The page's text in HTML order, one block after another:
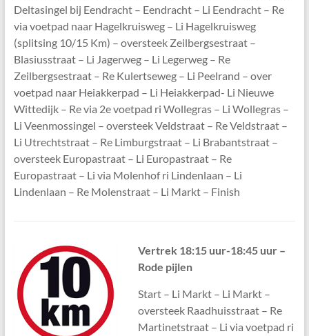
Deltasingel bij Eendracht – Eendracht – Li Eendracht – Re
via voetpad naar Hagelkruisweg – Li Hagelkruisweg
(splitsing 10/15 Km) – oversteek Zeilbergsestraat –
Blasiusstraat – Li Jagerweg – Li Legerweg – Re
Zeilbergsestraat – Re Kulertseweg – Li Peelrand – over
voetpad naar Heiakkerpad – Li Heiakkerpad- Li Nieuwe
Wittedijk – Re via 2e voetpad ri Wollegras – Li Wollegras –
Li Veenmossingel – oversteek Veldstraat – Re Veldstraat –
Li Utrechtstraat – Re Limburgstraat – Li Brabantstraat –
oversteek Europastraat – Li Europastraat – Re
Europastraat – Li via Molenhof ri Lindenlaan – Li
Lindenlaan – Re Molenstraat – Li Markt – Finish
Vertrek 18:15 uur-18:45 uur –
Rode pijlen
Start – Li Markt – Li Markt –
oversteek Raadhuisstraat – Re
Martinetstraat – Li via voetpad ri